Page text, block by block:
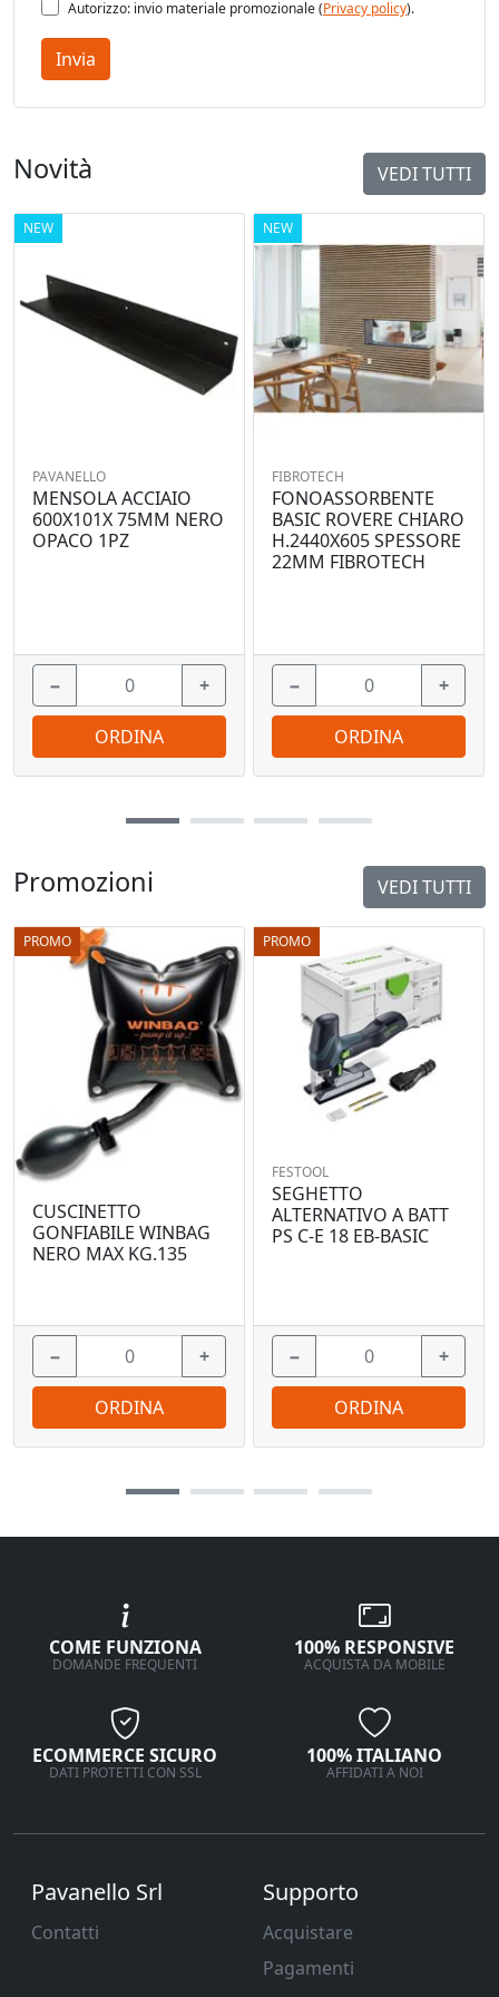
Autorizzo: invio materiale promozionale (Privacy policy).
Invia
Promozioni VEDI TUTTI
PROMO
CUSCINETTO
GONFIABILE WINBAG
NERO MAX KG.135
− +
ORDINA
PROMO
FESTOOL
SEGHETTO
ALTERNATIVO A BATT
PS C-E 18 EB-BASIC
− +
ORDINA
Novità VEDI TUTTI
NEW
PAVANELLO
MENSOLA ACCIAIO
600X101X 75MM NERO
OPACO 1PZ
− +
ORDINA
NEW
FIBROTECH
FONOASSORBENTE
BASIC ROVERE CHIARO
H.2440X605 SPESSORE
22MM FIBROTECH
− +
ORDINA
COME FUNZIONA
DOMANDE FREQUENTI
100% RESPONSIVE
ACQUISTA DA MOBILE
ECOMMERCE SICURO
DATI PROTETTI CON SSL
100% ITALIANO
AFFIDATI A NOI
Pavanello Srl
Contatti
Supporto
Acquistare
Pagamenti